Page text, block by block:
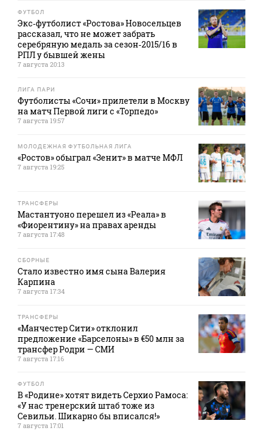
ФУТБОЛ
Экс‑футболист «Ростова» Новосельцев
рассказал, что не может забрать
серебряную медаль за сезон‑2015/16 в
РПЛ у бывшей жены
7 августа 20:13
ЛИГА ПАРИ
Футболисты «Сочи» прилетели в Москву
на матч Первой лиги с «Торпедо»
7 августа 19:57
МОЛОДЕЖНАЯ ФУТБОЛЬНАЯ ЛИГА
«Ростов» обыграл «Зенит» в матче МФЛ
7 августа 19:25
ТРАНСФЕРЫ
Мастантуоно перешел из «Реала» в
«Фиорентину» на правах аренды
7 августа 17:48
СБОРНЫЕ
Стало известно имя сына Валерия
Карпина
7 августа 17:34
ТРАНСФЕРЫ
«Манчестер Сити» отклонил
предложение «Барселоны» в €50 млн за
трансфер Родри — СМИ
7 августа 17:16
ФУТБОЛ
В «Родине» хотят видеть Серхио Рамоса:
«У нас тренерский штаб тоже из
Севильи. Шикарно бы вписался!»
7 августа 17:01